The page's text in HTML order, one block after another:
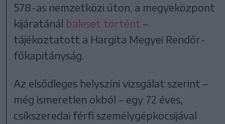
578-as nemzetközi úton, a megyeközpont
kijáratánál baleset történt –
tájékoztatott a Hargita Megyei Rendőr-
főkapitányság.
Az elsődleges helyszíni vizsgálat szerint –
még ismeretlen okból – egy 72 éves,
csíkszeredai férfi személygépkocsijával